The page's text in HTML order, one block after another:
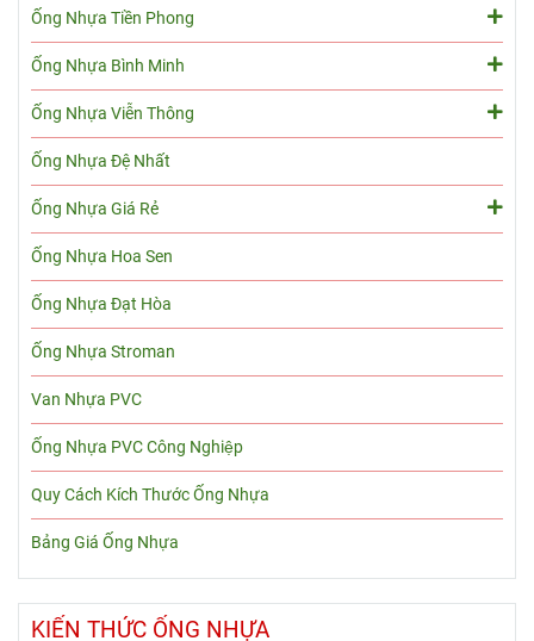
Ống Nhựa Tiền Phong
Ống Nhựa Bình Minh
Ống Nhựa Viễn Thông
Ống Nhựa Đệ Nhất
Ống Nhựa Giá Rẻ
Ống Nhựa Hoa Sen
Ống Nhựa Đạt Hòa
Ống Nhựa Stroman
Van Nhựa PVC
Ống Nhựa PVC Công Nghiệp
Quy Cách Kích Thước Ống Nhựa
Bảng Giá Ống Nhựa
KIẾN THỨC ỐNG NHỰA